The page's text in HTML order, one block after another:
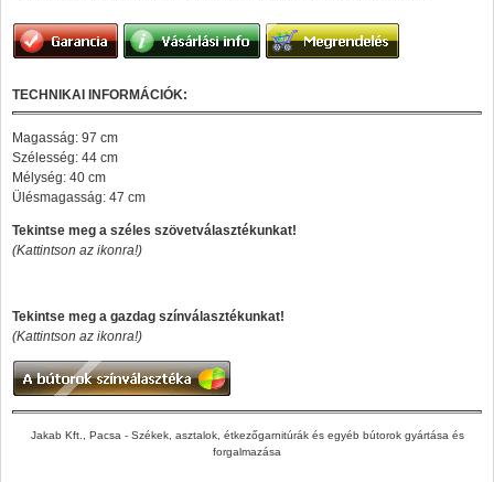
TECHNIKAI INFORMÁCIÓK:
Magasság: 97 cm
Szélesség: 44 cm
Mélység: 40 cm
Ülésmagasság: 47 cm
Tekintse meg a széles szövetválasztékunkat!
(Kattintson az ikonra!)
Tekintse meg a gazdag színválasztékunkat!
(Kattintson az ikonra!)
Jakab Kft., Pacsa - Székek, asztalok, étkezőgarnitúrák és egyéb bútorok gyártása és
forgalmazása